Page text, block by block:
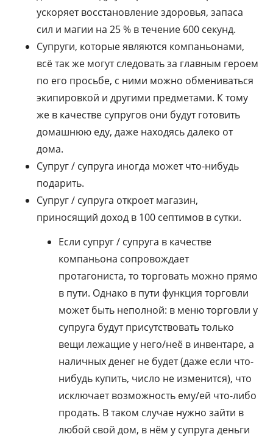
ускоряет восстановление здоровья, запаса
сил и магии на 25 % в течение 600 секунд.
Супруги, которые являются компаньонами,
всё так же могут следовать за главным героем
по его просьбе, с ними можно обмениваться
экипировкой и другими предметами. К тому
же в качестве супругов они будут готовить
домашнюю еду, даже находясь далеко от
дома.
Супруг / супруга иногда может что-нибудь
подарить.
Супруг / супруга откроет магазин,
приносящий доход в 100 септимов в сутки.
Если супруг / супруга в качестве
компаньона сопровождает
протагониста, то торговать можно прямо
в пути. Однако в пути функция торговли
может быть неполной: в меню торговли у
супруга будут присутствовать только
вещи лежащие у него/неё в инвентаре, а
наличных денег не будет (даже если что-
нибудь купить, число не изменится), что
исключает возможность ему/ей что-либо
продать. В таком случае нужно зайти в
любой свой дом, в нём у супруга деньги